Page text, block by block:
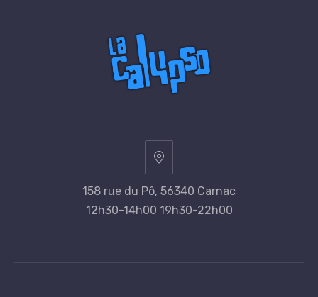
158 rue du Pô, 56340 Carnac
12h30-14h00 19h30-22h00